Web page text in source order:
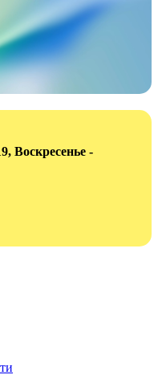
Воскресенье -